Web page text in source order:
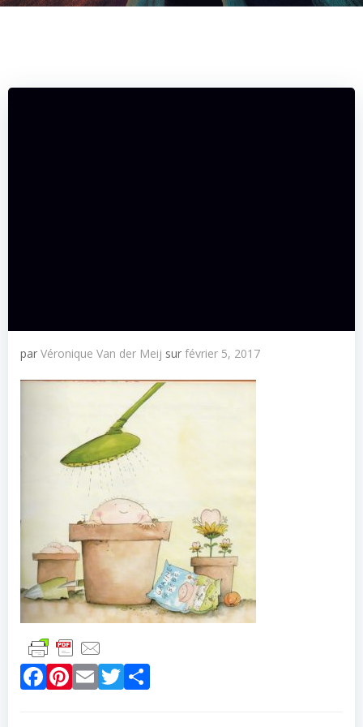
par Véronique Van der Meij sur février 5, 2017
Facebook
Pinterest
EmailTwitter